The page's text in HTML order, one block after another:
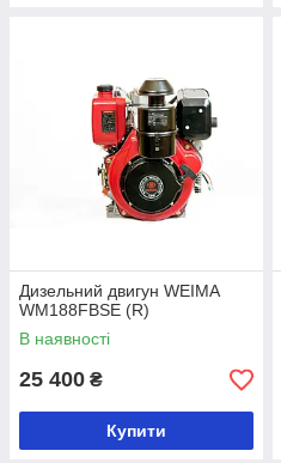
Дизельний двигун WEIMA
WM188FBSE (R)
В наявності
25 400 ₴
Купити